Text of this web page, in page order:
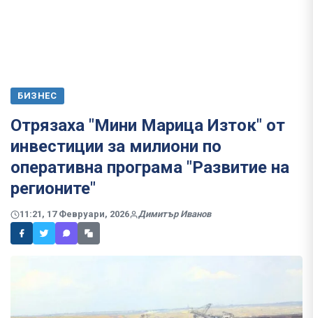
БИЗНЕС
Отрязаха "Мини Марица Изток" от
инвестиции за милиони по
оперативна програма "Развитие на
регионите"
11:21, 17 Февруари, 2026 Димитър Иванов